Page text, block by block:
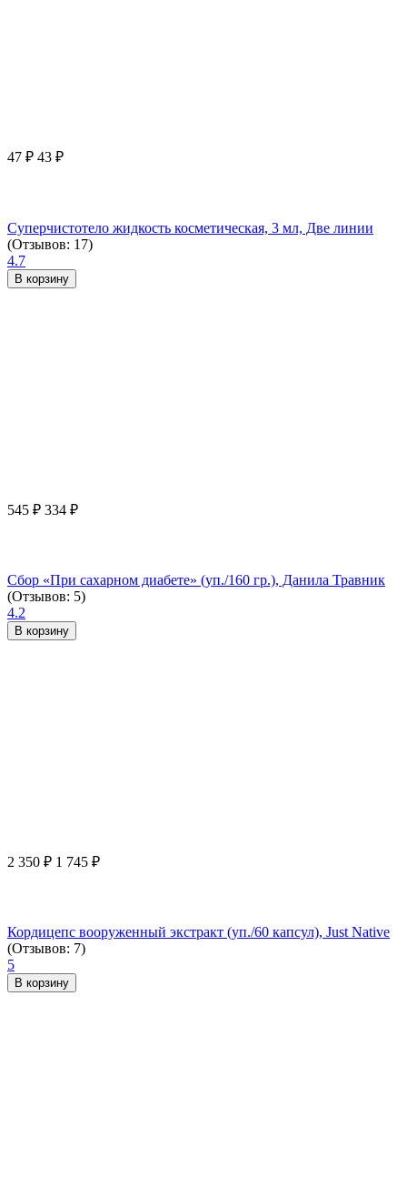
47 ₽ 43 ₽
Суперчистотело жидкость косметическая, 3 мл, Две линии
(Отзывов: 17)
4.7
В корзину
545 ₽ 334 ₽
Сбор «При сахарном диабете» (уп./160 гр.), Данила Травник
(Отзывов: 5)
4.2
В корзину
2 350 ₽ 1 745 ₽
Кордицепс вооруженный экстракт (уп./60 капсул), Just Native
(Отзывов: 7)
5
В корзину